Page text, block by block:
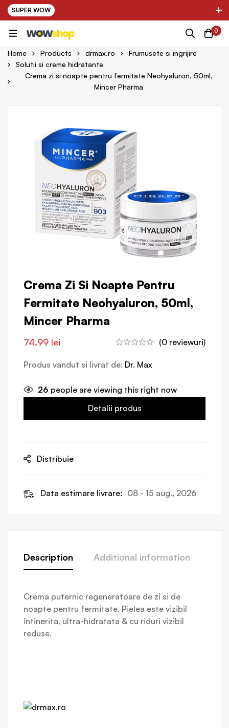
SUPER WOW
✌ Nou! Ultimii parteneri adaugati in platforma:
Farma ✌
0
Home Products drmax.ro
Frumusete si ingrijire
Solutii si creme hidratante
Crema zi si noapte pentru fermitate Neohyaluron, 50ml,
Mincer Pharma
Crema Zi Si Noapte Pentru
Fermitate Neohyaluron, 50ml,
Mincer Pharma
74.99 lei (0 reviewuri)
Produs vandut si livrat de: Dr. Max
26 people are viewing this right now
Detalii produs
Distribuie
Data estimare livrare: 08 - 15 aug., 2026
Description Additional information
Crema puternic regeneratoare de zi si de
noapte pentru fermitate. Pielea este vizibil
intinerita, ultra-hidratata & cu riduri vizibil
reduse.